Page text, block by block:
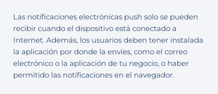
Las notificaciones electrónicas push solo se pueden
recibir cuando el dispositivo está conectado a
Internet. Además, los usuarios deben tener instalada
la aplicación por donde la envíes, como el correo
electrónico o la aplicación de tu negocio, o haber
permitido las notificaciones en el navegador.